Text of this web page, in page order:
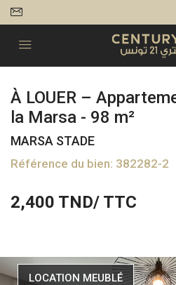
À LOUER –
la Marsa - 98 m²
MARSA STADE
Référence du bien: 382282-2
2,400 TND/ TTC
LOCATION MEUBLÉ